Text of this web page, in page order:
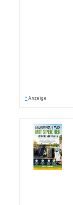
* Anzeige